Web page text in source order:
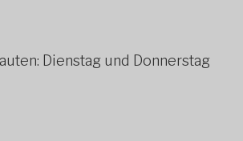
Dienstag und Donnerstag